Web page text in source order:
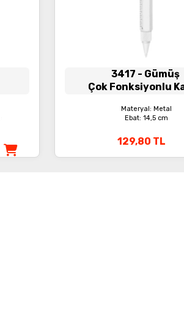
3417 - Gümüş
Çok Fonksiyonlu
Materyal: Metal
Ebat: 14,5 cm
129,80 TL